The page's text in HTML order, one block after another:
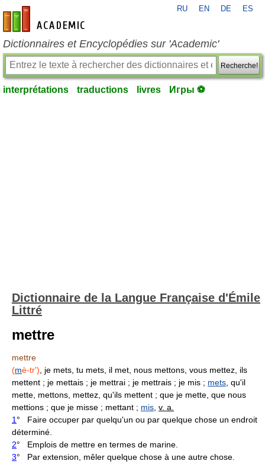
fr-academic.com
RU EN DE ES
Dictionnaires et Encyclopédies sur 'Academic'
Recherche!
interprétations traductions livres Игры ⚽
Dictionnaire de la Langue Française d'Émile
Littré
mettre
mettre
(mè-tr') , je mets, tu mets, il met, nous mettons, vous mettez, ils
mettent ; je mettais ; je mettrai ; je mettrais ; je mis ; mets , qu'il
mette, mettons, mettez, qu'ils mettent ; que je mette, que nous
mettions ; que je misse ; mettant ; mis v. a.
1 ° Faire occuper par quelqu'un ou par quelque chose un endroit
déterminé.
2° Emplois de mettre en termes de marine.
3° Par extension, mêler quelque chose à une autre chose.